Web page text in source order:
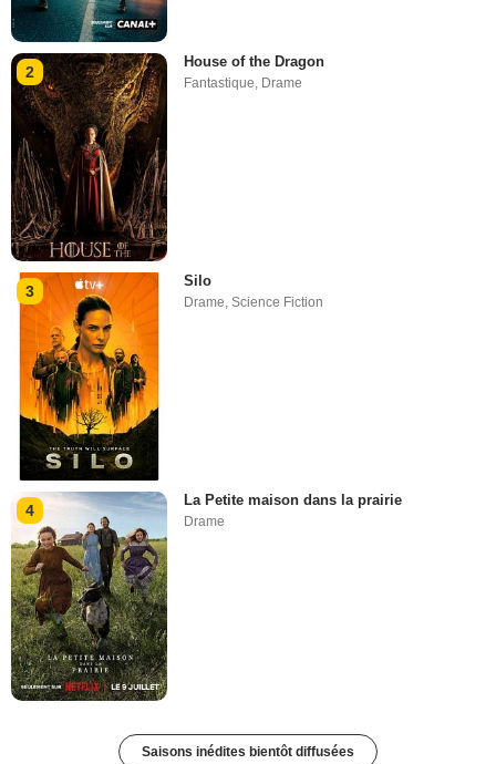
2
House of the Dragon
Fantastique Drame
3
Silo
Drame,Science Fiction
4
La Petite maison dans la prairie
Drame
Saisons inédites bientôt diffusées